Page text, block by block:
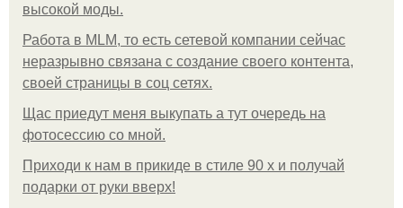
высокой моды.
Работа в MLM, то есть сетевой компании сейчас
неразрывно связана с создание своего контента,
своей страницы в соц сетях.
Щас приедут меня выкупать а тут очередь на
фотосессию со мной.
Приходи к нам в прикиде в стиле 90 х и получай
подарки от руки вверх!